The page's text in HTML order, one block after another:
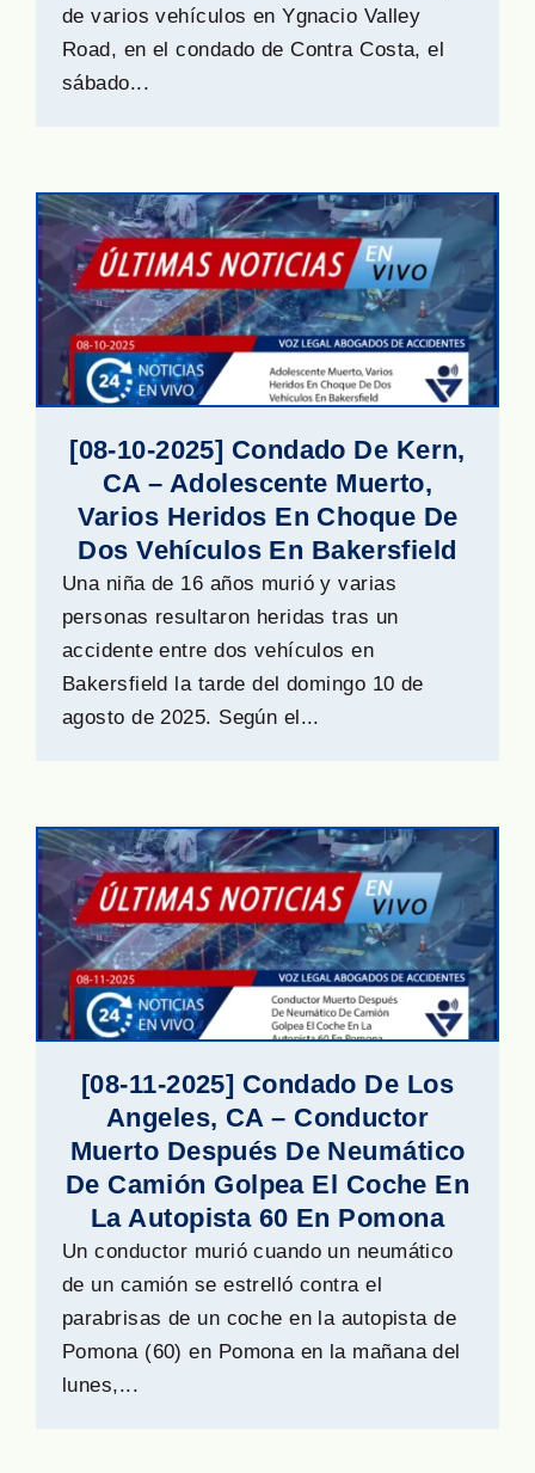
de varios vehículos en Ygnacio Valley
Road, en el condado de Contra Costa, el
sábado...
[08-10-2025] Condado De Kern,
CA – Adolescente Muerto,
Varios Heridos En Choque De
Dos Vehículos En Bakersfield
Una niña de 16 años murió y varias
personas resultaron heridas tras un
accidente entre dos vehículos en
Bakersfield la tarde del domingo 10 de
agosto de 2025. Según el...
[08-11-2025] Condado De Los
Angeles, CA – Conductor
Muerto Después De Neumático
De Camión Golpea El Coche En
La Autopista 60 En Pomona
Un conductor murió cuando un neumático
de un camión se estrelló contra el
parabrisas de un coche en la autopista de
Pomona (60) en Pomona en la mañana del
lunes,...